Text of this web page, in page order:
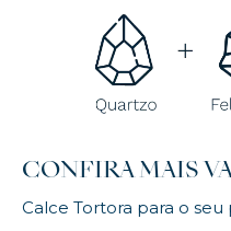
CONFIRA MAIS
Calce Tortora para o seu